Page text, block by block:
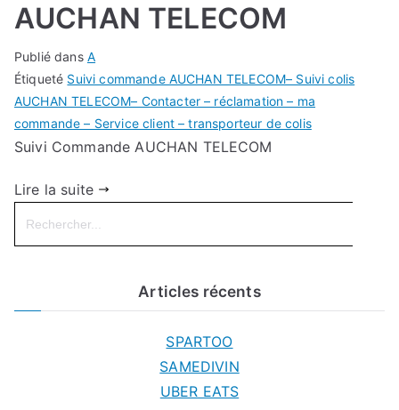
AUCHAN TELECOM
Publié dans A
Étiqueté Suivi commande AUCHAN TELECOM– Suivi colis
AUCHAN TELECOM– Contacter – réclamation – ma
commande – Service client – transporteur de colis
Suivi Commande AUCHAN TELECOM
Lire la suite
Search
for:
Articles récents
SPARTOO
SAMEDIVIN
UBER EATS